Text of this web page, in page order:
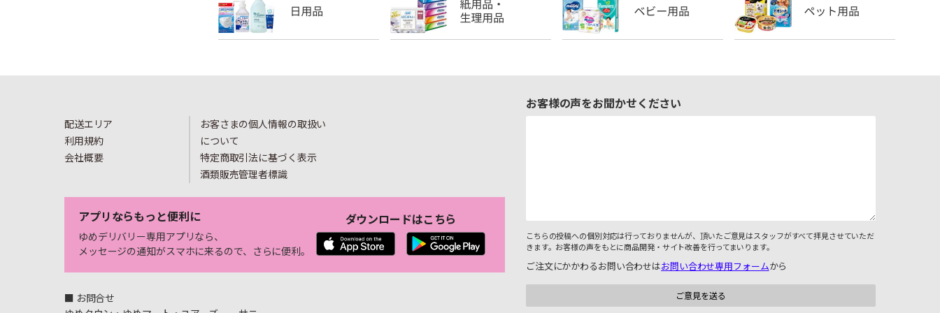
配送エリア
利用規約
会社概要
お客さまの個人情報の取扱い
について
特定商取引法に基づく表示
酒類販売管理者標識
アプリならもっと便利に
ゆめデリバリー専用アプリなら、
メッセージの通知がスマホに来るので、さらに便利。
ダウンロードはこちら
■ お問合せ
お客様の声をお聞かせください
こちらの投稿への個別対応は行っておりませんが、頂いたご意見はスタッフがすべて拝見させていただ
きます。お客様の声をもとに商品開発・サイト改善を行ってまいります。
ご注文にかかわるお問い合わせはお問い合わせ専用フォームから